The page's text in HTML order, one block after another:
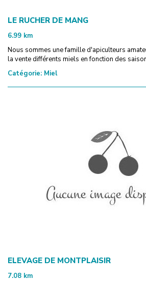
LE RUCHER DE MANG
6.99 km
Nous sommes une famille d'apiculteurs
la vente différents miels en fonction des
Catégorie: Miel
ELEVAGE DE MONTPLAISIR
7.08 km